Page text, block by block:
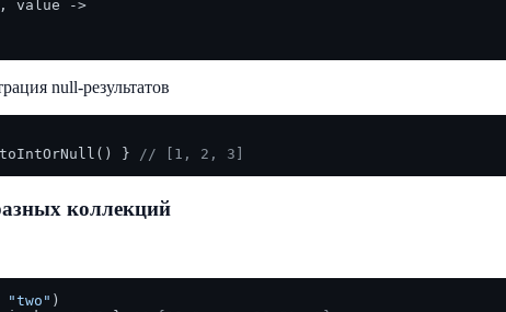
value ->
null-результатов
} // [1, 2, 3]
коллекций
"two"